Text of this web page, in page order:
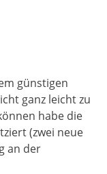
günstigen
ganz leicht zu
habe die
(zwei neue
an der